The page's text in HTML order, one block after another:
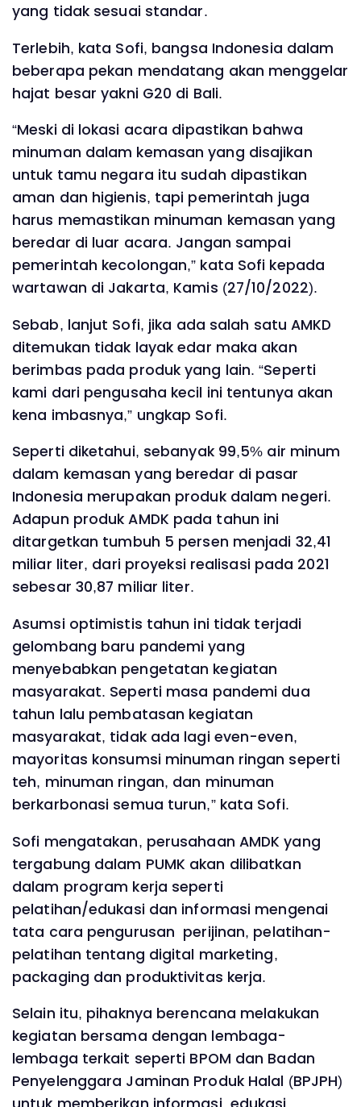
yang tidak sesuai standar.
Terlebih, kata Sofi, bangsa Indonesia dalam
beberapa pekan mendatang akan menggelar
hajat besar yakni G20 di Bali.
“Meski di lokasi acara dipastikan bahwa
minuman dalam kemasan yang disajikan
untuk tamu negara itu sudah dipastikan
aman dan higienis, tapi pemerintah juga
harus memastikan minuman kemasan yang
beredar di luar acara. Jangan sampai
pemerintah kecolongan,” kata Sofi kepada
wartawan di Jakarta, Kamis (27/10/2022).
Sebab, lanjut Sofi, jika ada salah satu AMKD
ditemukan tidak layak edar maka akan
berimbas pada produk yang lain. “Seperti
kami dari pengusaha kecil ini tentunya akan
kena imbasnya,” ungkap Sofi.
Seperti diketahui, sebanyak 99,5% air minum
dalam kemasan yang beredar di pasar
Indonesia merupakan produk dalam negeri.
Adapun produk AMDK pada tahun ini
ditargetkan tumbuh 5 persen menjadi 32,41
miliar liter, dari proyeksi realisasi pada 2021
sebesar 30,87 miliar liter.
Asumsi optimistis tahun ini tidak terjadi
gelombang baru pandemi yang
menyebabkan pengetatan kegiatan
masyarakat. Seperti masa pandemi dua
tahun lalu pembatasan kegiatan
masyarakat, tidak ada lagi even-even,
mayoritas konsumsi minuman ringan seperti
teh, minuman ringan, dan minuman
berkarbonasi semua turun,” kata Sofi.
Sofi mengatakan, perusahaan AMDK yang
tergabung dalam PUMK akan dilibatkan
dalam program kerja seperti
pelatihan/edukasi dan informasi mengenai
tata cara pengurusan perijinan, pelatihan-
pelatihan tentang digital marketing,
packaging dan produktivitas kerja.
Selain itu, pihaknya berencana melakukan
kegiatan bersama dengan lembaga-
lembaga terkait seperti BPOM dan Badan
Penyelenggara Jaminan Produk Halal (BPJPH)